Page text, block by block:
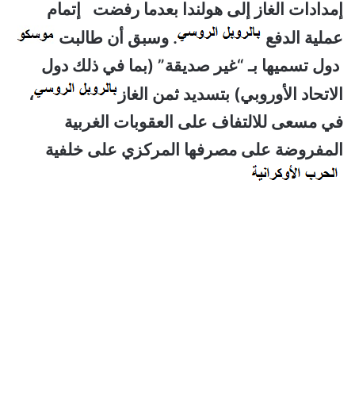
إمدادات الغاز إلى هولندا بعدما رفضت إتمام
عملية الدفع
. وسبق أن طالبت
دول تسميها بـ “غير صديقة” (بما في ذلك دول
الاتحاد الأوروبي) بتسديد ثمن الغاز
،
في مسعى للالتفاف على العقوبات الغربية
المفروضة على مصرفها المركزي على خلفية